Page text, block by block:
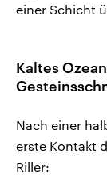
einer Schicht
Kaltes
Nach einer
erste Kontakt
Riller: